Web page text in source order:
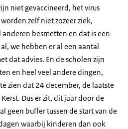
niet gevaccineerd, het virus
zelf niet zozeer ziek,
besmetten en dat is een
we hebben er al een aantal
dat advies. En de scholen zijn
en heel veel andere dingen,
zien dat 24 december, de laatste
Dus er zit, dit jaar door de
geen buffer tussen de start van de
waarbij kinderen dan ook